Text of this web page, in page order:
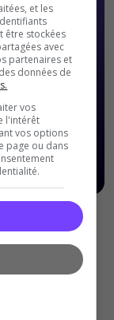
Générales de
et les
être stockées
avec
partenaires et
données de
vos
l'intérêt
vos options
page ou dans